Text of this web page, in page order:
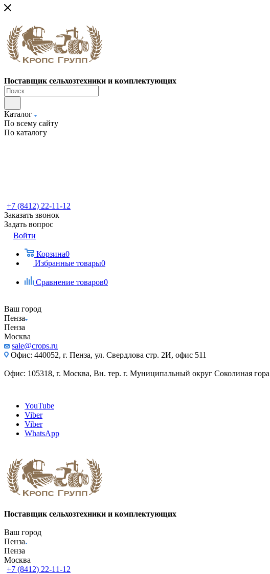
Поставщик сельхозтехники и комплектующих
Каталог
По всему сайту
По каталогу
+7 (8412) 22-11-12
Заказать звонок
Задать вопрос
Войти
Корзина0
Избранные товары0
Сравнение товаров0
Ваш город
Пенза
Пенза
Москва
sale@crops.ru
Офис: 440052, г. Пенза, ул. Свердлова стр. 2И, офис 511
Офис: 105318, г. Москва, Вн. тер. г. Муниципальный округ Соколиная
YouTube
Viber
Viber
WhatsApp
Поставщик сельхозтехники и комплектующих
Ваш город
Пенза
Пенза
Москва
+7 (8412) 22-11-12